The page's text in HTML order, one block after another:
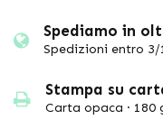
Spediamo in
Spedizioni entro 3/
Stampa su
Carta opaca · 180